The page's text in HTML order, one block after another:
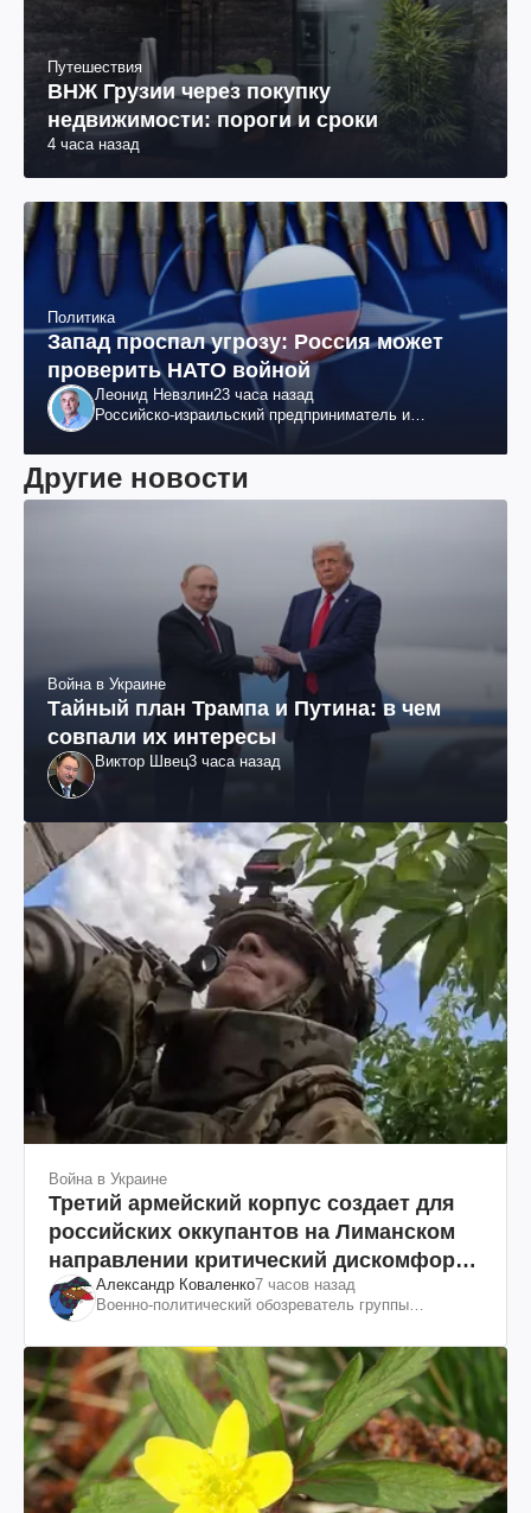
Путешествия
ВНЖ Грузии через покупку
недвижимости: пороги и сроки
4 часа назад
Политика
Запад проспал угрозу: Россия может
проверить НАТО войной
Леонид Невзлин23 часа назад
Российско-израильский предприниматель и
"ЮКОСа"
Другие новости
Война в Украине
Тайный план Трампа и Путина: в чем
совпали их интересы
Виктор Швец3 часа назад
Война в Украине
Третий армейский корпус создает для
российских оккупантов на Лиманском
направлении критический дискомфорт:
как это удалось
Александр Коваленко7 часов назад
Военно-политический обозреватель группы